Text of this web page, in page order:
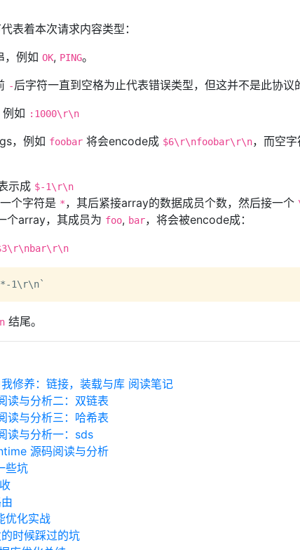
表着本次请求内容类型：
，例如 OK, PING。
-后字符一直到空格为止代表错误类型，但这并不是此协议
如 :1000\r\n
，例如 foobar 将会encode成 $6\r\nfoobar\r\n，而空
示成 $-1\r\n
个字符是 *，其后紧接array的数据成员个数，然后接一个
个array，其成员为 foo, bar，将会被encode成：
结尾。
修养：链接，装载与库 阅读笔记
读与分析二：双链表
读与分析三：哈希表
读与分析一：sds
源码阅读与分析
些坑
优化实战
时候踩过的坑